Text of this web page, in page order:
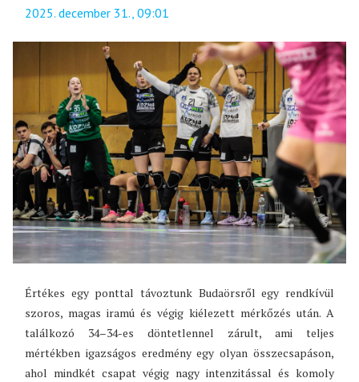
2025. december 31., 09:01
Értékes egy ponttal távoztunk Budaörsről egy rendkívül
szoros, magas iramú és végig kiélezett mérkőzés után. A
találkozó 34–34-es döntetlennel zárult, ami teljes
mértékben igazságos eredmény egy olyan összecsapáson,
ahol mindkét csapat végig nagy intenzitással és komoly